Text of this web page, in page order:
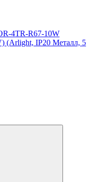
4TR-R67-10W
(Arlight, IP20 Металл, 5